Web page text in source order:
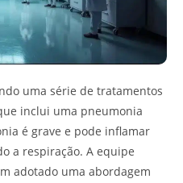
uma série de tratamentos
inclui uma pneumonia
é grave e pode inflamar
a respiração. A equipe
adotado uma abordagem